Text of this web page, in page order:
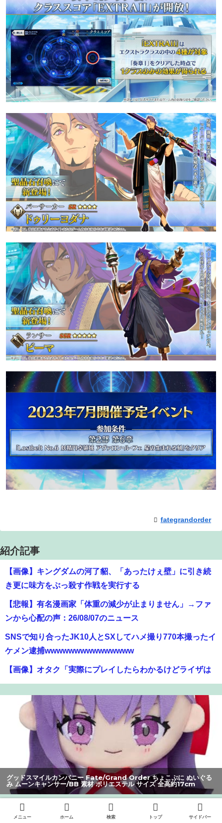
fategrandorder
紹介記事
【悲報】有名漫画家「体重の減少が止まりません」→ファ
ンから心配の声：26/08/07のニュース
SNSで知り合ったJK10人とSXしてハメ撮り770本撮ったイ
ケメン逮捕wwwwwwwwwwwwwww
【画像】オタク「実際にプレイしたらわかるけどライザは
友達って感じで性的な目では見れないｗ」←これｗｗｗ
ｗ：26/08/06のニュース
【画像】ハンターハンターさん、ガチで最強の新能力を登
場させてしまうｗｗｗｗｗｗｗ
【爆笑】最近のオスガキ、名前がダサすぎるｗｗｗｗ ：
26/08/05のニュース
【朗報】Vtuber界、新たなる『弱男の姫』が爆誕ｗｗｗｗ
ｗｗｗｗｗｗｗ
【画像】美人すぎる女医、ガチで見つかる。めちゃくちゃ
いいべｗｗｗｗ ：26/08/04のニュース
ワイ、「着衣おっばい」でしか抜けない体質になってしま
グッドスマイルカンパニー Fate/Grand Order ちょこぷに ぬいぐる
み アルターエゴ/パッションリップ 素材 ポリエステル サイズ 全高約
17cm
メニュー ホーム 検索 トップ サイドバー